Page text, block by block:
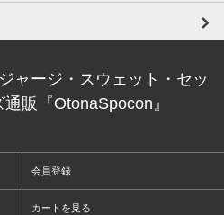
ャージ・スウェット・セッ
販『OtonaSpocon』
会員登録
カートを見る